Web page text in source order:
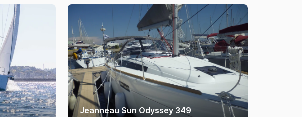
Jeanneau Sun Odyssey 349